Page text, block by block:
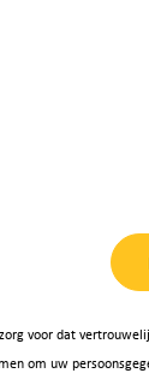
voor dat
om uw